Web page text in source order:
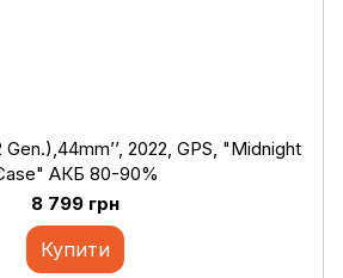
2022, GPS, "Midnight
АКБ 80-90%
8 799 грн
Купити